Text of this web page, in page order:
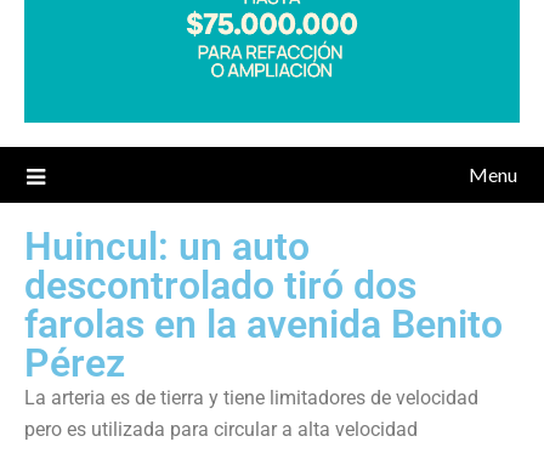
Menu
Huincul: un auto
descontrolado tiró dos
farolas en la avenida Benito
Pérez
La arteria es de tierra y tiene limitadores de velocidad
pero es utilizada para circular a alta velocidad